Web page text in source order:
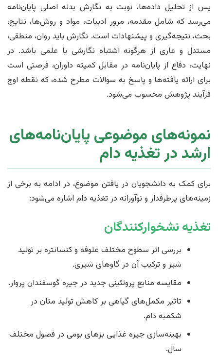
پس از تحلیل داده‌ها، نوبت به نگارش بدنه اصلی پایان‌نامه
می‌رسد که شامل مقدمه، مرور ادبیات، مواد و روش‌ها، نتایج،
بحث، نتیجه‌گیری و پیشنهادات است. نگارش باید روان، منطقی،
مستدل و عاری از هرگونه اشتباه نگارشی یا علمی باشد. در
نهایت، دفاع از پایان‌نامه در مقابل کمیته داوران، فرصتی است
برای ارائه یافته‌ها و پاسخ به سوالات مطرح شده، که نقطه اوج
فرآیند پژوهش محسوب می‌شود.
نمونه‌های موضوعی پایان‌نامه‌های
ارشد در تغذیه دام
برای کمک به دانشجویان در یافتن موضوع، در ادامه به برخی از
زمینه‌های پرطرفدار و نوآورانه در تغذیه دام اشاره می‌شود:
تغذیه نشخوارکنندگان
بررسی اثر سطوح مختلف علوفه و کنسانتره بر تولید
شیر و ترکیب آن در گاوهای شیری.
مقایسه منابع پروتئینی جدید در جیره گوسفندان پروار.
تاثیر مکمل‌های گیاهی بر کاهش تولید متان در
شکمبه دام.
بهینه‌سازی جیره غذایی بزهای بومی در فصول مختلف
سال.